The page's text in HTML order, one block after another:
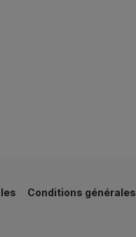
Conditions générales